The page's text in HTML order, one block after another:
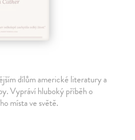
dílům americké literatury a
Vypráví hluboký příběh o
místa ve světě.